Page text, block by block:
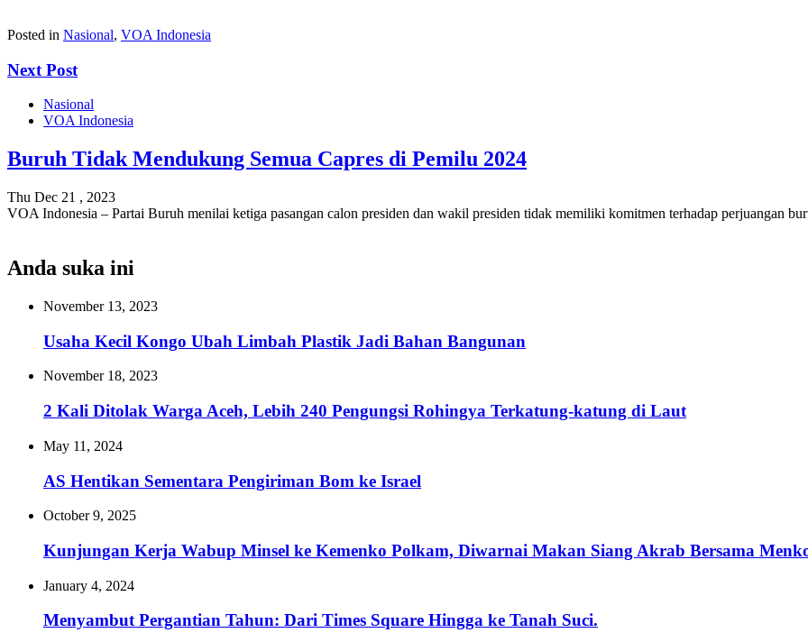
Posted in Nasional, VOA Indonesia
Next Post
Nasional
VOA Indonesia
Buruh Tidak Mendukung Semua Capres di Pemilu 2024
Thu Dec 21 , 2023
VOA Indonesia – Partai Buruh menilai ketiga pasangan calon presiden dan wakil presiden tidak memiliki komitmen terhadap perjuangan
Anda suka ini
November 13, 2023
Usaha Kecil Kongo Ubah Limbah Plastik Jadi Bahan Bangunan
November 18, 2023
2 Kali Ditolak Warga Aceh, Lebih 240 Pengungsi Rohingya Terkatung-katung di Laut
May 11, 2024
AS Hentikan Sementara Pengiriman Bom ke Israel
October 9, 2025
Kunjungan Kerja Wabup Minsel ke Kemenko Polkam, Diwarnai Makan Siang Akrab Bersama
January 4, 2024
Menyambut Pergantian Tahun: Dari Times Square Hingga ke Tanah Suci.